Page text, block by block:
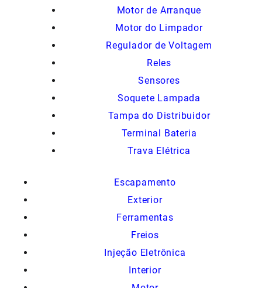
Motor de Arranque
Motor do Limpador
Regulador de Voltagem
Reles
Sensores
Soquete Lampada
Tampa do Distribuidor
Terminal Bateria
Trava Elétrica
Escapamento
Exterior
Ferramentas
Freios
Injeção Eletrônica
Interior